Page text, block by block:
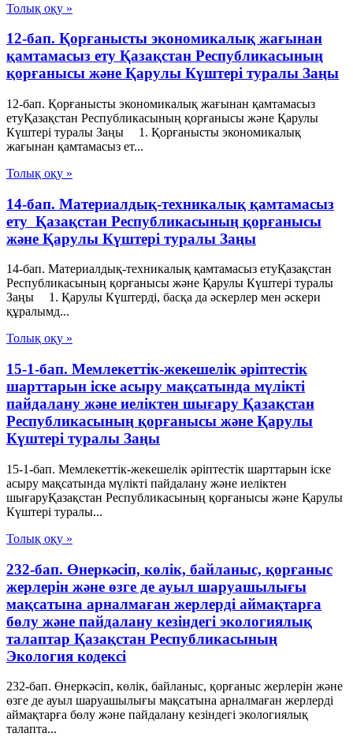
Толық оқу »
12-бап. Қорғанысты экономикалық жағынан
қамтамасыз ету Қазақстан Республикасының
қорғанысы және Қарулы Күштері туралы Заңы
12-бап. Қорғанысты экономикалық жағынан қамтамасыз
етуҚазақстан Республикасының қорғанысы және Қарулы
Күштері туралы Заңы 1. Қорғанысты экономикалық
жағынан қамтамасыз ет...
Толық оқу »
14-бап. Материалдық-техникалық қамтамасыз
ету Қазақстан Республикасының қорғанысы
және Қарулы Күштері туралы Заңы
14-бап. Материалдық-техникалық қамтамасыз етуҚазақстан
Республикасының қорғанысы және Қарулы Күштері туралы
Заңы 1. Қарулы Күштердi, басқа да әскерлер мен әскери
құралымд...
Толық оқу »
15-1-бап. Мемлекеттік-жекешелік әріптестік
шарттарын іске асыру мақсатында мүлікті
пайдалану және иеліктен шығару Қазақстан
Республикасының қорғанысы және Қарулы
Күштері туралы Заңы
15-1-бап. Мемлекеттік-жекешелік әріптестік шарттарын іске
асыру мақсатында мүлікті пайдалану және иеліктен
шығаруҚазақстан Республикасының қорғанысы және Қарулы
Күштері туралы...
Толық оқу »
232-бап. Өнеркәсіп, көлік, байланыс, қорғаныс
жерлерін және өзге де ауыл шаруашылығы
мақсатына арналмаған жерлерді аймақтарға
бөлу және пайдалану кезіндегі экологиялық
талаптар Қазақстан Республикасының
Экология кодексі
232-бап. Өнеркәсіп, көлік, байланыс, қорғаныс жерлерін және
өзге де ауыл шаруашылығы мақсатына арналмаған жерлерді
аймақтарға бөлу және пайдалану кезіндегі экологиялық
талапта...